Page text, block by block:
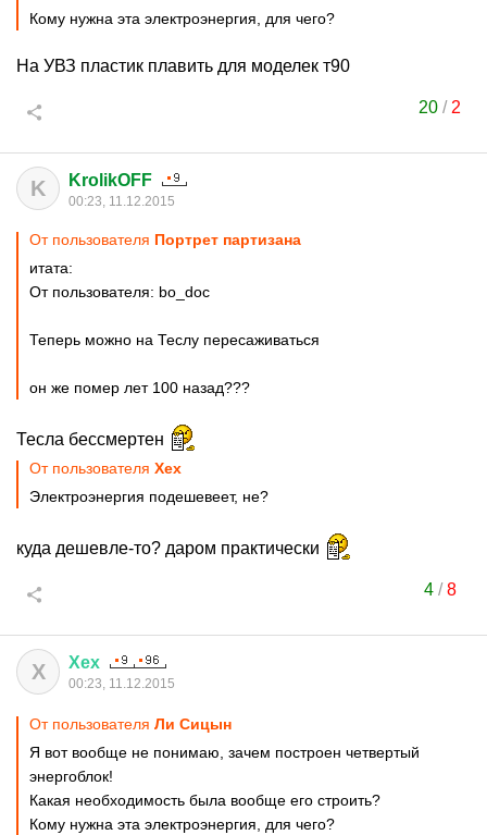
Кому нужна эта электроэнергия, для чего?
На УВЗ пластик плавить для моделек т90
20 / 2
K KrolikOFF
00:23, 11.12.2015
От пользователя Портрет партизана
итата:
От пользователя: bo_doc
Теперь можно на Теслу пересаживаться
он же помер лет 100 назад???
Тесла бессмертен
От пользователя Хех
Электроэнергия подешевеет, не?
куда дешевле-то? даром практически
4/8
Х Хех
00:23, 11.12.2015
От пользователя Ли Сицын
Я вот вообще не понимаю, зачем построен четвертый
энергоблок!
Какая необходимость была вообще его строить?
Кому нужна эта электроэнергия, для чего?